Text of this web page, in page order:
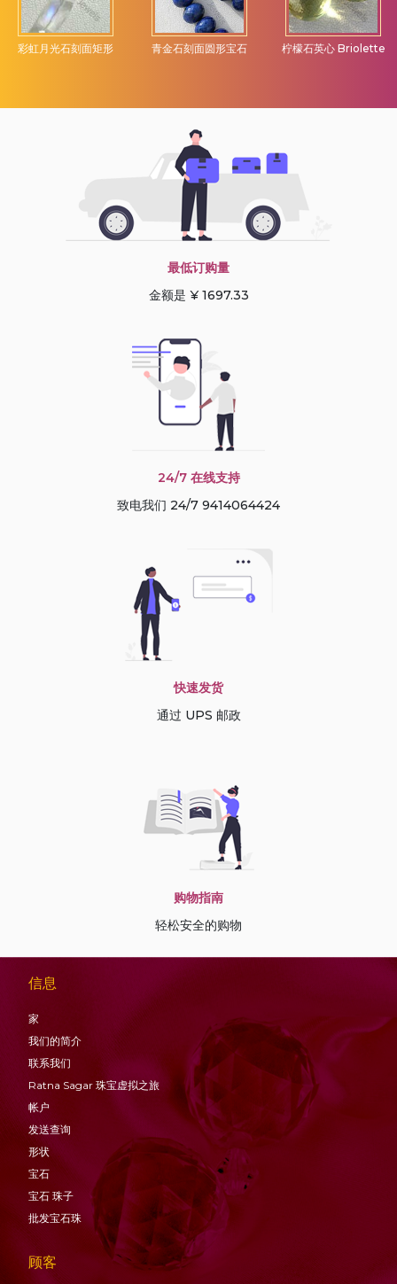
彩虹月光石刻面矩形 青金石刻面圆形宝石 柠檬石英心 Briolette
最低订购量
金额是 ¥ 1697.33
24/7 在线支持
致电我们 24/7 9414064424
快速发货
通过 UPS 邮政
购物指南
轻松安全的购物
信息
家
我们的简介
联系我们
Ratna Sagar 珠宝虚拟之旅
帐户
发送查询
形状
宝石
宝石 珠子
批发宝石珠
顾客